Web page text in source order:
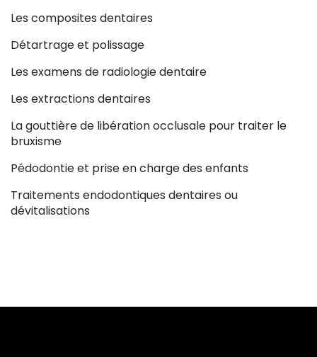
Les composites dentaires
Détartrage et polissage
Les examens de radiologie dentaire
Les extractions dentaires
La gouttière de libération occlusale pour traiter le
bruxisme
Pédodontie et prise en charge des enfants
Traitements endodontiques dentaires ou
dévitalisations